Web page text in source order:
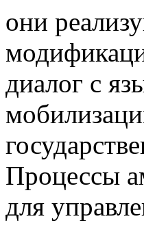
они
диалог с
Процессы
для